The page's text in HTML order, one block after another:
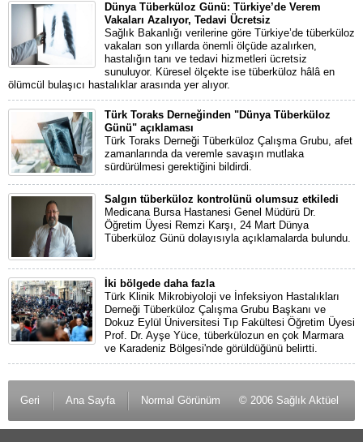
Dünya Tüberküloz Günü: Türkiye’de Verem
Vakaları Azalıyor, Tedavi Ücretsiz
Sağlık Bakanlığı verilerine göre Türkiye’de tüberküloz
vakaları son yıllarda önemli ölçüde azalırken,
hastalığın tanı ve tedavi hizmetleri ücretsiz
sunuluyor. Küresel ölçekte ise tüberküloz hâlâ en
ölümcül bulaşıcı hastalıklar arasında yer alıyor.
Türk Toraks Derneğinden "Dünya Tüberküloz
Günü" açıklaması
Türk Toraks Derneği Tüberküloz Çalışma Grubu, afet
zamanlarında da veremle savaşın mutlaka
sürdürülmesi gerektiğini bildirdi.
Salgın tüberküloz kontrolünü olumsuz etkiledi
Medicana Bursa Hastanesi Genel Müdürü Dr.
Öğretim Üyesi Remzi Karşı, 24 Mart Dünya
Tüberküloz Günü dolayısıyla açıklamalarda bulundu.
İki bölgede daha fazla
Türk Klinik Mikrobiyoloji ve İnfeksiyon Hastalıkları
Derneği Tüberküloz Çalışma Grubu Başkanı ve
Dokuz Eylül Üniversitesi Tıp Fakültesi Öğretim Üyesi
Prof. Dr. Ayşe Yüce, tüberkülozun en çok Marmara
ve Karadeniz Bölgesi'nde görüldüğünü belirtti.
Geri Ana Sayfa Normal Görünüm © 2006 Sağlık Aktüel